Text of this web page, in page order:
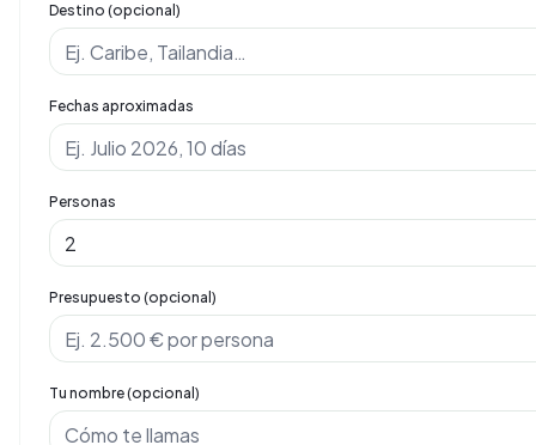
Destino (opcional)
Fechas aproximadas
Personas
Presupuesto (opcional)
Tu nombre (opcional)